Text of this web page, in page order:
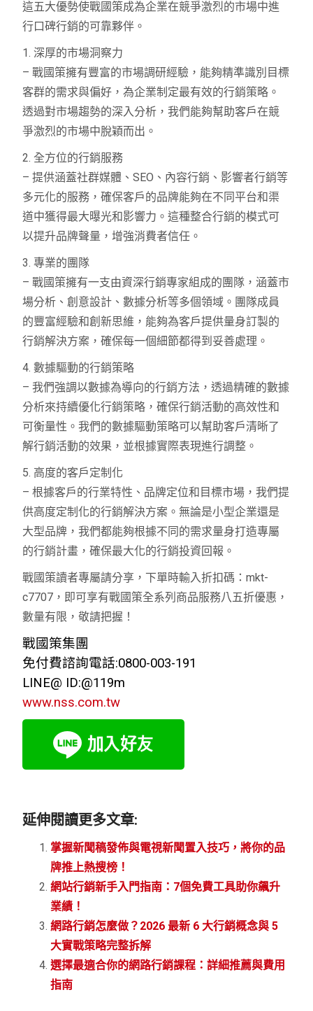
這五大優勢使戰國策成為企業在競爭激烈的市場中進
行口碑行銷的可靠夥伴。
1. 深厚的市場洞察力
– 戰國策擁有豐富的市場調研經驗，能夠精準識別目標
客群的需求與偏好，為企業制定最有效的行銷策略。
透過對市場趨勢的深入分析，我們能夠幫助客戶在競
爭激烈的市場中脫穎而出。
2. 全方位的行銷服務
– 提供涵蓋社群媒體、SEO、內容行銷、影響者行銷等
多元化的服務，確保客戶的品牌能夠在不同平台和渠
道中獲得最大曝光和影響力。這種整合行銷的模式可
以提升品牌聲量，增強消費者信任。
3. 專業的團隊
– 戰國策擁有一支由資深行銷專家組成的團隊，涵蓋市
場分析、創意設計、數據分析等多個領域。團隊成員
的豐富經驗和創新思維，能夠為客戶提供量身訂製的
行銷解決方案，確保每一個細節都得到妥善處理。
4. 數據驅動的行銷策略
– 我們強調以數據為導向的行銷方法，透過精確的數據
分析來持續優化行銷策略，確保行銷活動的高效性和
可衡量性。我們的數據驅動策略可以幫助客戶清晰了
解行銷活動的效果，並根據實際表現進行調整。
5. 高度的客戶定制化
– 根據客戶的行業特性、品牌定位和目標市場，我們提
供高度定制化的行銷解決方案。無論是小型企業還是
大型品牌，我們都能夠根據不同的需求量身打造專屬
的行銷計畫，確保最大化的行銷投資回報。
戰國策讀者專屬請分享，下單時輸入折扣碼：mkt-
c7707，即可享有戰國策全系列商品服務八五折優惠，
數量有限，敬請把握！
戰國策集團
免付費諮詢電話:0800-003-191
LINE@ ID:@119m
www.nss.com.tw
延伸閱讀更多文章:
掌握新聞稿發佈與電視新聞置入技巧，將你的品
牌推上熱搜榜！
網站行銷新手入門指南：7個免費工具助你飆升
業績！
網路行銷怎麼做？2026 最新 6 大行銷概念與 5
大實戰策略完整拆解
選擇最適合你的網路行銷課程：詳細推薦與費用
指南